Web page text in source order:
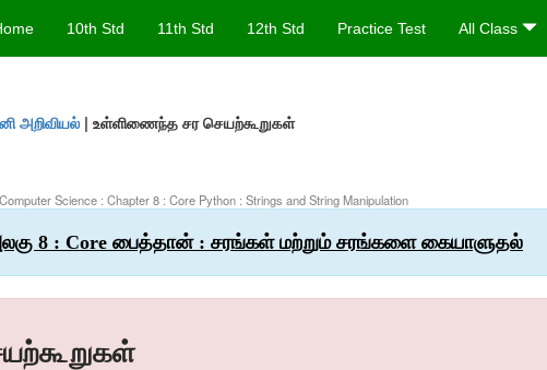
10th Std 11th Std 12th Std Practice Test All Class
அறிவியல் | உள்ளிணைந்த சர செயற்கூறுகள்
Science : Chapter 8 : Core Python : Strings and String Manipulation
8 : Core பைத்தான் : சரங்கள் மற்றும் சரங்களை கையாளுதல்